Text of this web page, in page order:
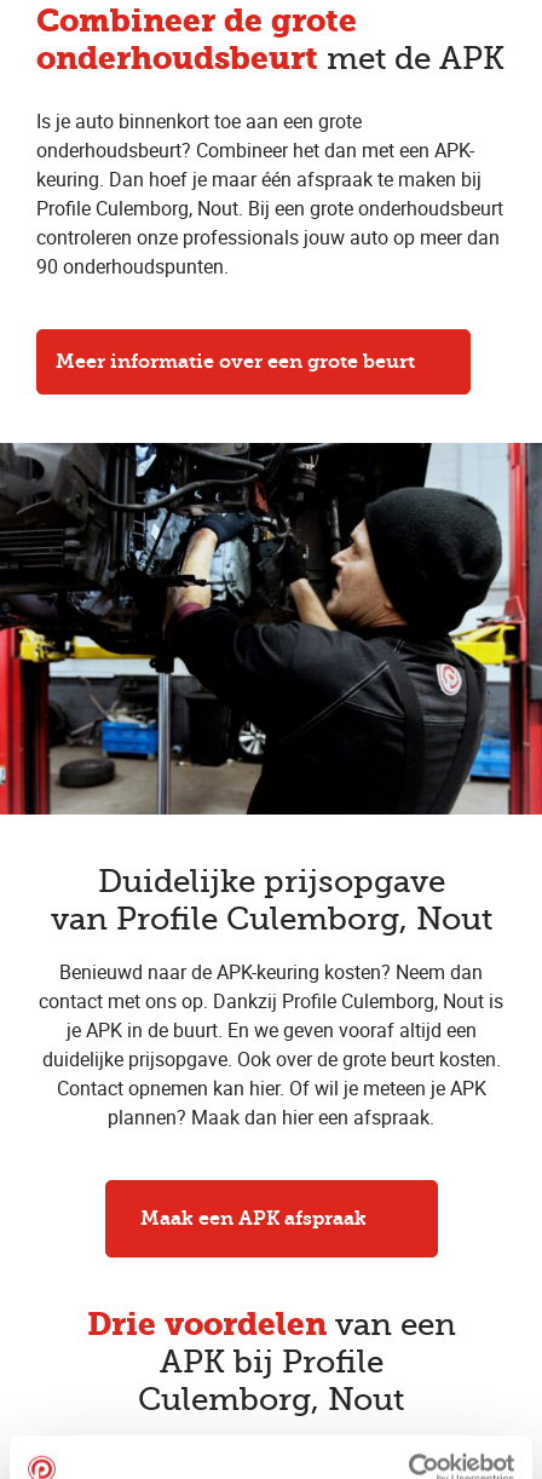
Combineer de grote
onderhoudsbeurt met de APK
Is je auto binnenkort toe aan een grote
onderhoudsbeurt? Combineer het dan met een APK-
keuring. Dan hoef je maar één afspraak te maken bij
Profile Culemborg, Nout. Bij een grote onderhoudsbeurt
controleren onze professionals jouw auto op meer dan
90 onderhoudspunten.
Meer informatie over een grote beurt
Duidelijke prijsopgave
van Profile Culemborg, Nout
Benieuwd naar de APK-keuring kosten? Neem dan
contact met ons op. Dankzij Profile Culemborg, Nout is
je APK in de buurt. En we geven vooraf altijd een
duidelijke prijsopgave. Ook over de grote beurt kosten.
Contact opnemen kan hier. Of wil je meteen je APK
plannen? Maak dan hier een afspraak.
Maak een APK afspraak
Drie voordelen van een
APK bij Profile
Culemborg, Nout
Vakkundige APK keurmeesters